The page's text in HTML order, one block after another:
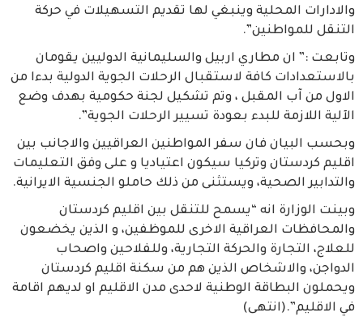
والادارات المحلية وينبغي لها تقديم التسهيلات في حركة
التنقل للمواطنين”.
وتابعت :” ان مطاري اربيل والسليمانية الدوليين يقومان
بالاستعدادات كافة لاستقبال الرحلات الجوية الدولية بدءا من
الاول من آب المقبل ، وتم تشكيل لجنة حكومية بهدف وضع
الآلية اللازمة للبدء بعودة تسيير الرحلات الجوية”.
وبحسب البيان فان سفر المواطنين العراقيين والاجانب بين
اقليم كردستان وتركيا سيكون اعتياديا و على وفق التعليمات
والتدابير الصحية، ويستثنى من ذلك حاملو الجنسية الايرانية.
وبينت الوزارة انه “يسمح للتنقل بين اقليم كردستان
والمحافظات العراقية الاخرى للموظفين، و الذين يخضعون
للعلاج، التجارة والحركة التجارية، وللفلاحين واصحاب
الدواجن، والاشخاص الذين هم من سكنة اقليم كردستان
ويحملون البطاقة الوطنية لاحدى مدن الاقليم او لديهم اقامة
في الاقليم”.(انتهى)